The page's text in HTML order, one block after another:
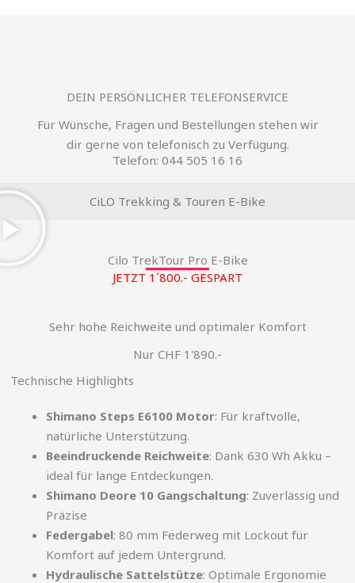
DEIN PERSÖNLICHER TELEFONSERVICE
Für Wünsche, Fragen und Bestellungen stehen wir
dir gerne von telefonisch zu Verfügung.
Telefon: 044 505 16 16
CiLO Trekking & Touren E-Bike
Cilo TrekTour Pro E-Bike
JETZT 1´800.- GESPART
Sehr hohe Reichweite und optimaler Komfort
Nur CHF 1'890.-
Technische Highlights
Shimano Steps E6100 Motor: Für kraftvolle,
natürliche Unterstützung.
Beeindruckende Reichweite: Dank 630 Wh Akku –
ideal für lange Entdeckungen.
Shimano Deore 10 Gangschaltung: Zuverlässig und
Präzise
Federgabel: 80 mm Federweg mit Lockout für
Komfort auf jedem Untergrund.
Hydraulische Sattelstütze: Optimale Ergonomie